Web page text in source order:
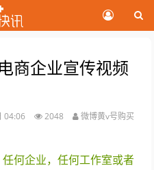
商企业宣传视频
04:06 2048 微博黄v号购买
何企业，任何工作室或者